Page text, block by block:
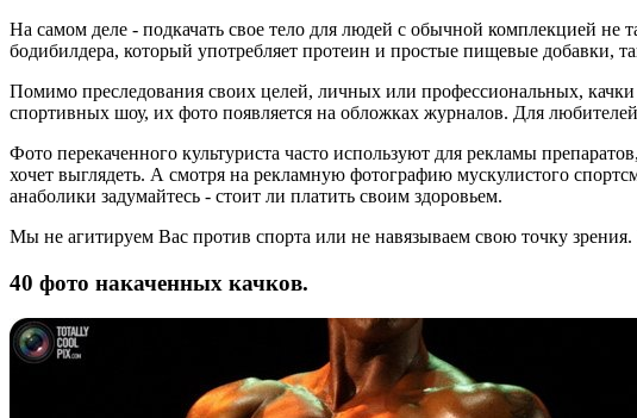
На самом деле - подкачать свое тело для людей с обычной комплекцией
бодибилдера, который употребляет протеин и простые пищевые добавки,
Помимо преследования своих целей, личных или профессиональных,
спортивных шоу, их фото появляется на обложках журналов. Для
Фото перекаченного культуриста часто используют для рекламы
хочет выглядеть. А смотря на рекламную фотографию мускулистого
анаболики задумайтесь - стоит ли платить своим здоровьем.
Мы не агитируем Вас против спорта или не навязываем свою точку
40 фото накаченных качков.